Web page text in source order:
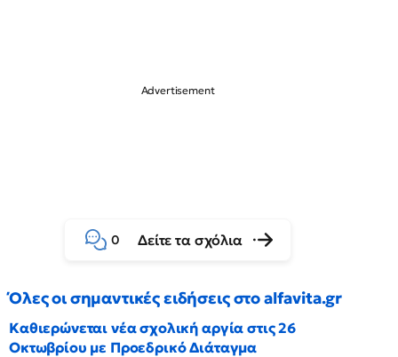
0 Δείτε τα σχόλια
Όλες οι σημαντικές ειδήσεις στο alfavita.gr
Καθιερώνεται νέα σχολική αργία στις 26
Οκτωβρίου με Προεδρικό Διάταγμα